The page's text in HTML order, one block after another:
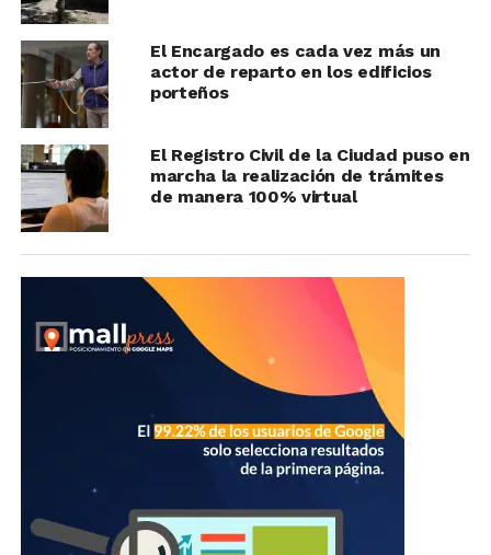
El Encargado es cada vez más un
actor de reparto en los edificios
porteños
El Registro Civil de la Ciudad puso en
marcha la realización de trámites
de manera 100% virtual